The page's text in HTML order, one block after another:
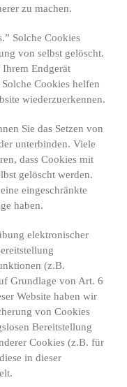
zu machen.
Solche Cookies
von selbst gelöscht.
Endgerät
Cookies helfen
wiederzuerkennen.
Sie das Setzen von
unterbinden. Viele
dass Cookies mit
gelöscht werden.
eingeschränkte
haben.
elektronischer
(z.B.
Grundlage von Art. 6
Website haben wir
von Cookies
Bereitstellung
Cookies (z.B. für
in dieser